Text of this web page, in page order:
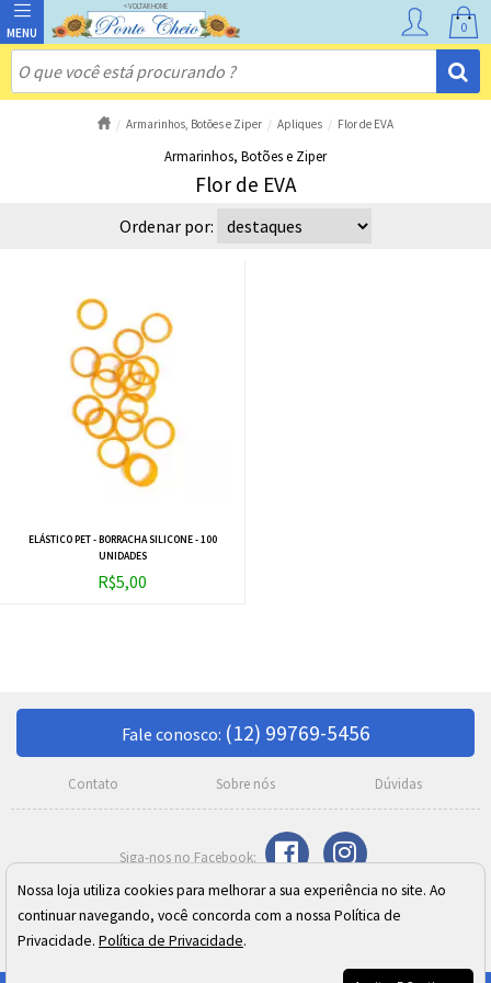
0
Armarinhos, Botões e Ziper Apliques Flor de EVA
Armarinhos, Botões e Ziper
Flor de EVA
Ordenar por:
ELÁSTICO PET - BORRACHA SILICONE - 100
UNIDADES
R$5,00
Fale conosco: (12) 99769-5456
Contato Sobre nós Dúvidas
Razão Social: Meire C. Moreno Silva SJ Campos ME
CNPJ: 02.410.973/0001-24
Endereço: Rua Cel. José Monteiro, 392 - Centro - São José dos Campos/SP
Nossa loja utiliza cookies para melhorar a sua experiência no site. Ao
continuar navegando, você concorda com a nossa Política de
Privacidade. Política de Privacidade.